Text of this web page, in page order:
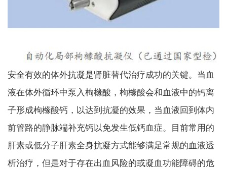
安全有效的体外抗凝是肾脏替代治疗成功的关键。当血
液在体外循环中泵入枸橼酸，枸橼酸会和血液中的钙离
子形成枸橼酸钙，以达到抗凝的效果，当血液回到体内
前管路的静脉端补充钙以免发生低钙血症。目前常用的
肝素或低分子肝素全身抗凝方式能够满足常规的血液透
析治疗，但是对于存在出血风险的或凝血功能障碍的危